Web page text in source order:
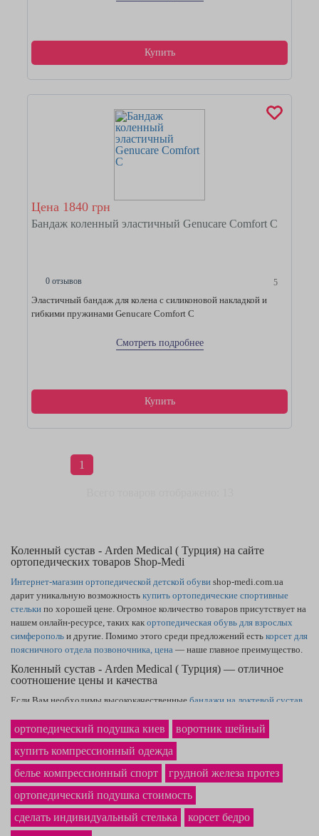
Купить
Цена 1840 грн
Бандаж коленный эластичный Genucare Comfort C
0 отзывов 5
Эластичный бандаж для колена с силиконовой накладкой и
гибкими пружинами Genucare Comfort C
Смотреть подробнее
Купить
1
Коленный сустав - Arden Medical ( Турция) на сайте
ортопедических товаров Shop-Medi
Интернет-магазин ортопедической детской обуви shop-medi.com.ua
дарит уникальную возможность купить ортопедические спортивные
стельки по хорошей цене. Огромное количество товаров присутствует на
нашем онлайн-ресурсе, таких как ортопедическая обувь для взрослых
симферополь и другие. Помимо этого среди предложений есть корсет для
поясничного отдела позвоночника, цена — наше главное преимущество.
Коленный сустав - Arden Medical ( Турция) — отличное
соотношение цены и качества
Если Вам необходимы высококачественные бандажи на локтевой сустав
каккомпрессионные гольфы cep — купитьсможете, оставив заказ. В
нашем магазине ортопедических товаров самая низкая на рынке
ортопедическую подушкув Никополе и по другим городам Украины.
Хороший
бюстгальтер с карманом для протеза
точно станет
приобретением, которым Вы будете рады.
ортопедический подушка киев
воротник шейный
купить компрессионный одежда
белье компрессионный спорт
грудной железа протез
ортопедический подушка стоимость
сделать индивидуальный стелька
корсет бедро